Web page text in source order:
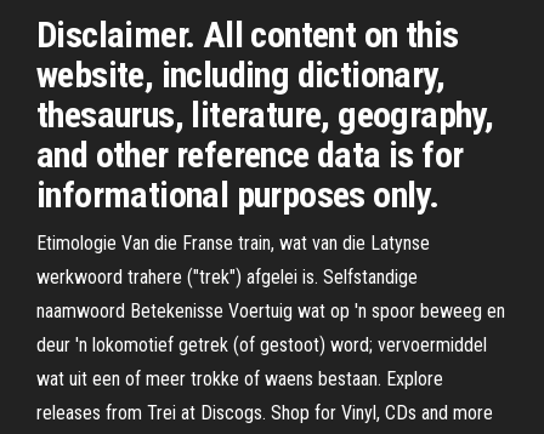
Disclaimer. All content on this
website, including dictionary,
thesaurus, literature, geography,
and other reference data is for
informational purposes only.
Etimologie Van die Franse train, wat van die Latynse
werkwoord trahere ("trek") afgelei is. Selfstandige
naamwoord Betekenisse Voertuig wat op 'n spoor beweeg en
deur 'n lokomotief getrek (of gestoot) word; vervoermiddel
wat uit een of meer trokke of waens bestaan. Explore
releases from Trei at Discogs. Shop for Vinyl, CDs and more